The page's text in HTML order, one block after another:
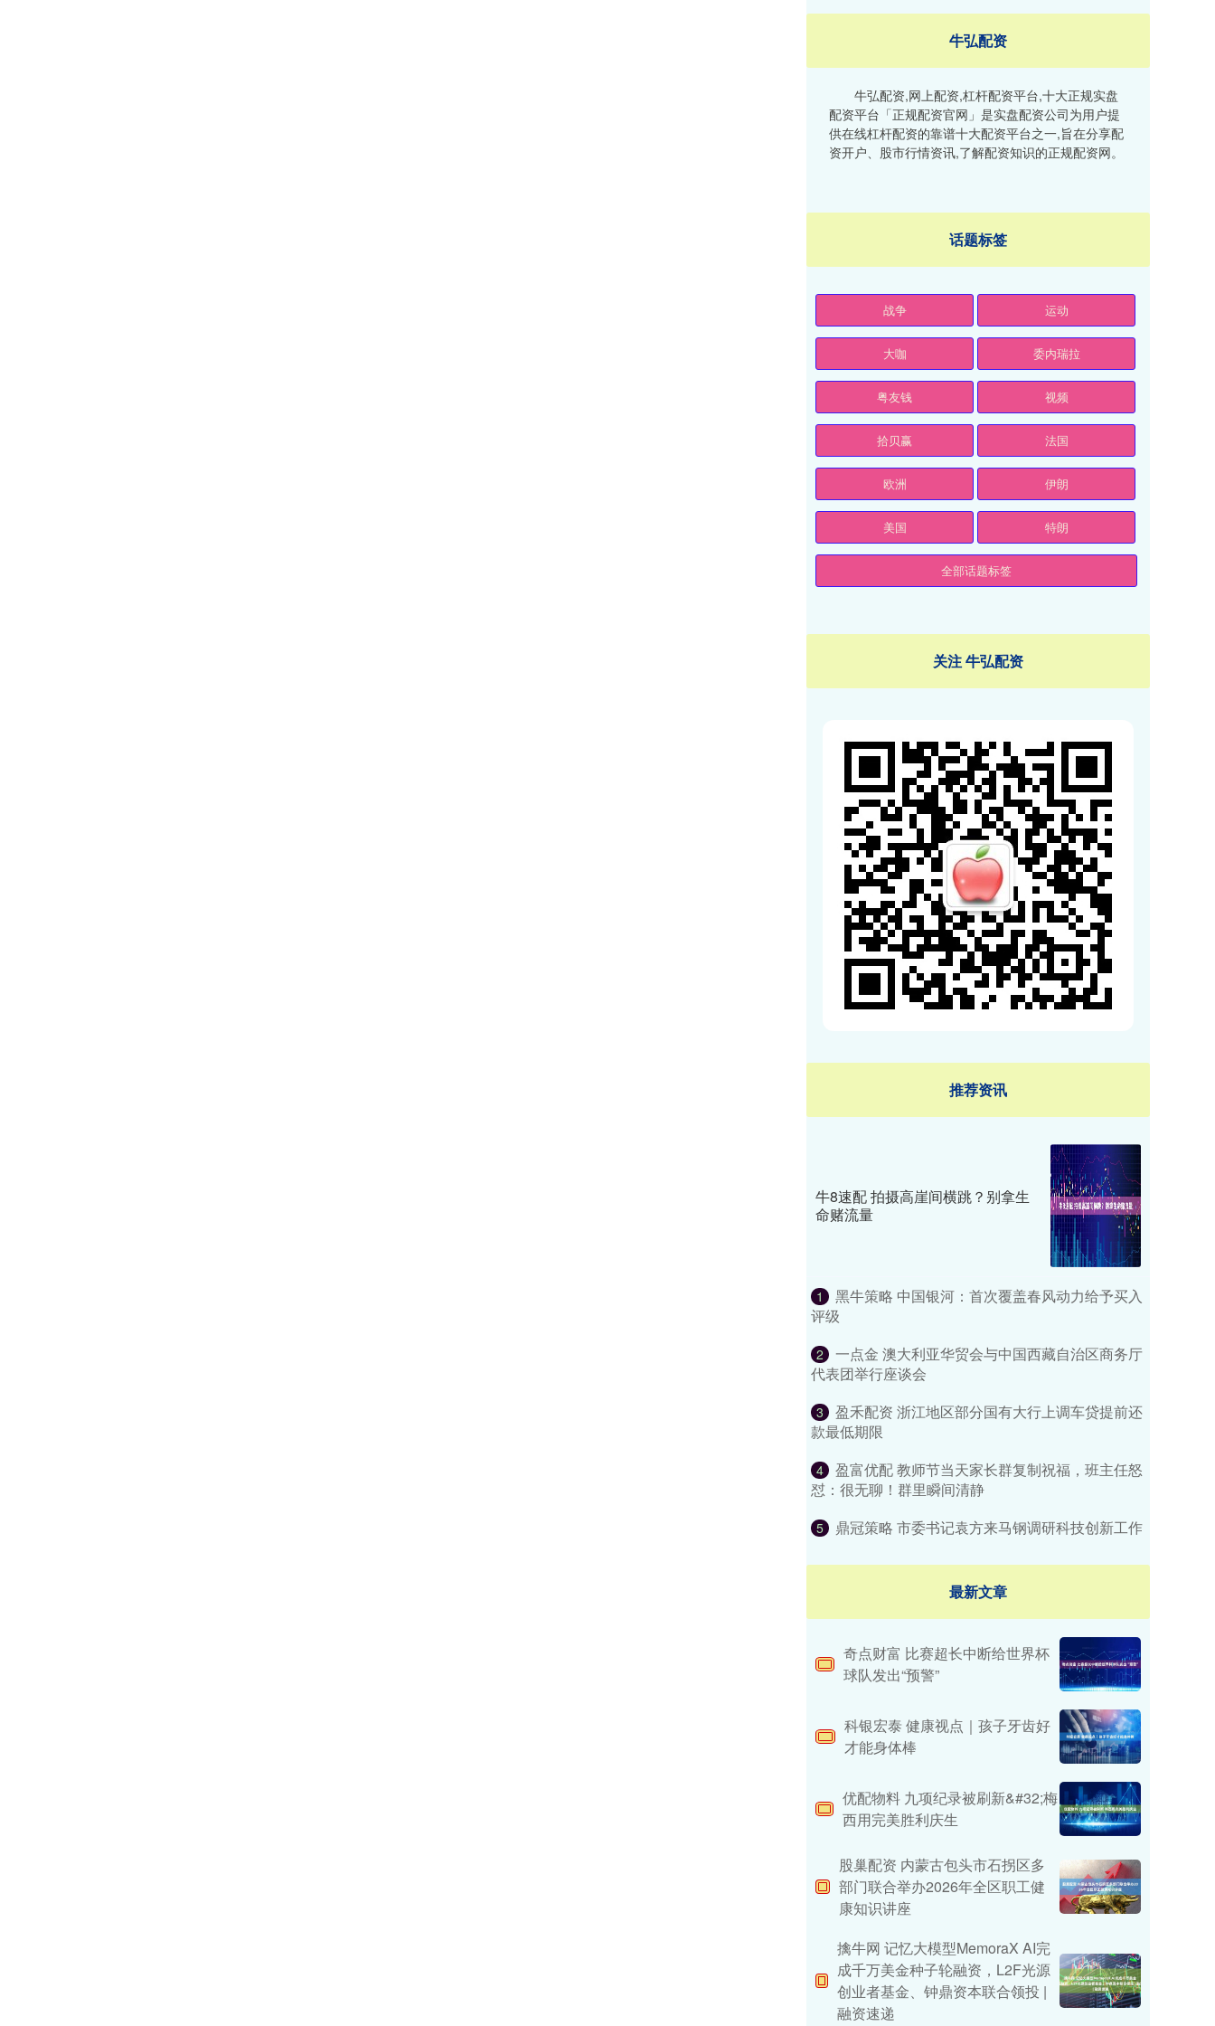
牛弘配资
牛弘配资,网上配资,杠杆配资平台,十大正规实盘
配资平台「正规配资官网」是实盘配资公司为用户提
供在线杠杆配资的靠谱十大配资平台之一,旨在分享配
资开户、股市行情资讯,了解配资知识的正规配资网。
话题标签
战争 运动
大咖 委内瑞拉
粤友钱 视频
拾贝赢 法国
欧洲 伊朗
美国 特朗
全部话题标签
关注 牛弘配资
推荐资讯
牛8速配 拍摄高崖间横跳？别拿生
命赌流量
1
黑牛策略 中国银河：首次覆盖春风动力给予买入
评级
2
一点金 澳大利亚华贸会与中国西藏自治区商务厅
代表团举行座谈会
3
盈禾配资 浙江地区部分国有大行上调车贷提前还
款最低期限
4
盈富优配 教师节当天家长群复制祝福，班主任怒
怼：很无聊！群里瞬间清静
5 鼎冠策略 市委书记袁方来马钢调研科技创新工作
最新文章
奇点财富 比赛超长中断给世界杯
球队发出“预警”
科银宏泰 健康视点｜孩子牙齿好
才能身体棒
优配物料 九项纪录被刷新&#32;梅
西用完美胜利庆生
股巢配资 内蒙古包头市石拐区多
部门联合举办2026年全区职工健
康知识讲座
擒牛网 记忆大模型MemoraX AI完
成千万美金种子轮融资，L2F光源
创业者基金、钟鼎资本联合领投 |
融资速递